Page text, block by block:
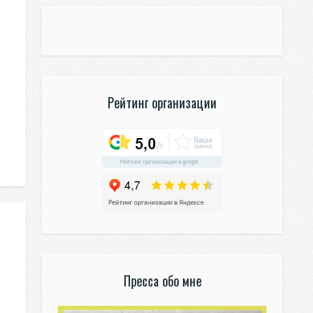
Рейтинг организации
Пресса обо мне